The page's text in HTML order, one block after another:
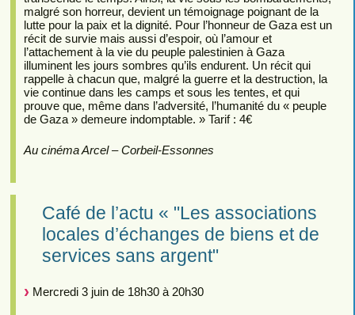
malgré son horreur, devient un témoignage poignant de la
lutte pour la paix et la dignité. Pour l’honneur de Gaza est un
récit de survie mais aussi d’espoir, où l’amour et
l’attachement à la vie du peuple palestinien à Gaza
illuminent les jours sombres qu’ils endurent. Un récit qui
rappelle à chacun que, malgré la guerre et la destruction, la
vie continue dans les camps et sous les tentes, et qui
prouve que, même dans l’adversité, l’humanité du « peuple
de Gaza » demeure indomptable. » Tarif : 4€
Au cinéma Arcel – Corbeil-Essonnes
Café de l’actu « "Les associations
locales d’échanges de biens et de
services sans argent"
Mercredi 3 juin de 18h30 à 20h30